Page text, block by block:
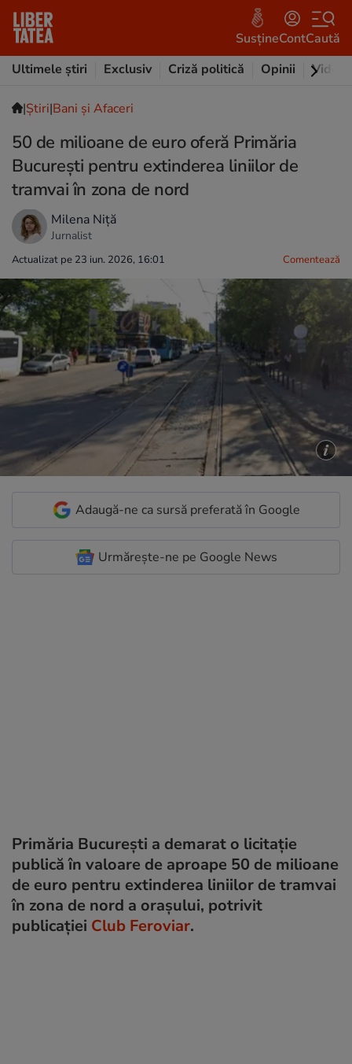
SusțineContCaută
Ultimele știri
Exclusiv Criză politică Opinii Video
|Ştiri|Bani și Afaceri
50 de milioane de euro oferă Primăria
București pentru extinderea liniilor de
tramvai în zona de nord
Milena Niță
Jurnalist
Actualizat pe 23 iun. 2026, 16:01 Comentează
Adaugă-ne ca sursă preferată în Google
Urmărește-ne pe Google News
Primăria București a demarat o licitație
publică în valoare de aproape 50 de milioane
de euro pentru extinderea liniilor de tramvai
în zona de nord a orașului, potrivit
publicației Club Feroviar.